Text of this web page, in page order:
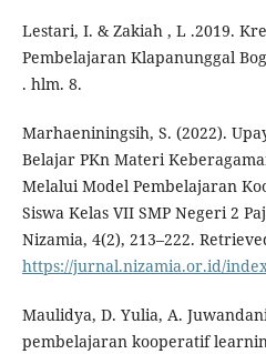
Lestari, I. & Zakiah , L .2019.
Pembelajaran Klapanunggal
. hlm. 8.
Marhaeniningsih, S. (2022).
Belajar PKn Materi
Melalui Model Pembelajaran
Siswa Kelas VII SMP Negeri 2
Nizamia, 4(2), 213–222.
https://jurnal.nizamia.or.id/
Maulidya, D. Yulia, A.
pembelajaran kooperatif